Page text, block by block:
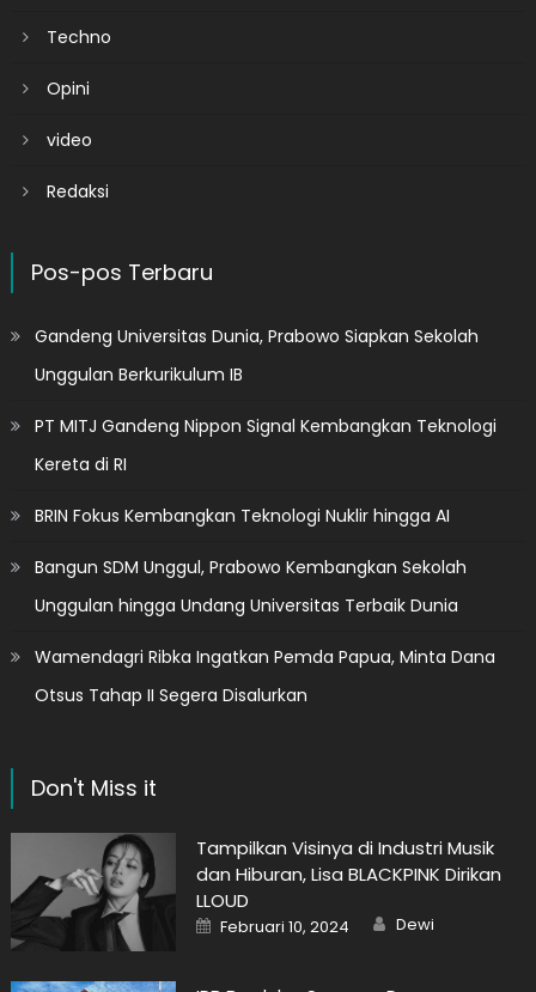
Techno
Opini
video
Redaksi
Pos-pos Terbaru
Gandeng Universitas Dunia, Prabowo Siapkan Sekolah
Unggulan Berkurikulum IB
PT MITJ Gandeng Nippon Signal Kembangkan Teknologi
Kereta di RI
BRIN Fokus Kembangkan Teknologi Nuklir hingga AI
Bangun SDM Unggul, Prabowo Kembangkan Sekolah
Unggulan hingga Undang Universitas Terbaik Dunia
Wamendagri Ribka Ingatkan Pemda Papua, Minta Dana
Otsus Tahap II Segera Disalurkan
Don't Miss it
Tampilkan Visinya di Industri Musik
dan Hiburan, Lisa BLACKPINK Dirikan
LLOUD
Posted
on
Februari 10, 2024 Author
Dewi